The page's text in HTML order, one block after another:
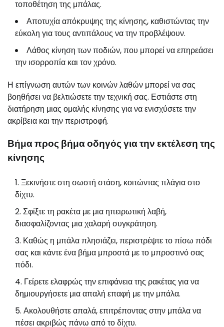
τοποθέτηση της μπάλας.
Αποτυχία απόκρυψης της κίνησης, καθιστώντας την
εύκολη για τους αντιπάλους να την προβλέψουν.
Λάθος κίνηση των ποδιών, που μπορεί να επηρεάσει
την ισορροπία και τον χρόνο.
Η επίγνωση αυτών των κοινών λαθών μπορεί να σας
βοηθήσει να βελτιώσετε την τεχνική σας. Εστιάστε στη
διατήρηση μιας ομαλής κίνησης για να ενισχύσετε την
ακρίβεια και την περιστροφή.
Βήμα προς βήμα οδηγός για την εκτέλεση της
κίνησης
Ξεκινήστε στη σωστή στάση, κοιτώντας πλάγια στο
δίχτυ.
Σφίξτε τη ρακέτα με μια ηπειρωτική λαβή,
διασφαλίζοντας μια χαλαρή συγκράτηση.
Καθώς η μπάλα πλησιάζει, περιστρέψτε το πίσω πόδι
σας και κάντε ένα βήμα μπροστά με το μπροστινό σας
πόδι.
Γείρετε ελαφρώς την επιφάνεια της ρακέτας για να
δημιουργήσετε μια απαλή επαφή με την μπάλα.
Ακολουθήστε απαλά, επιτρέποντας στην μπάλα να
πέσει ακριβώς πάνω από το δίχτυ.